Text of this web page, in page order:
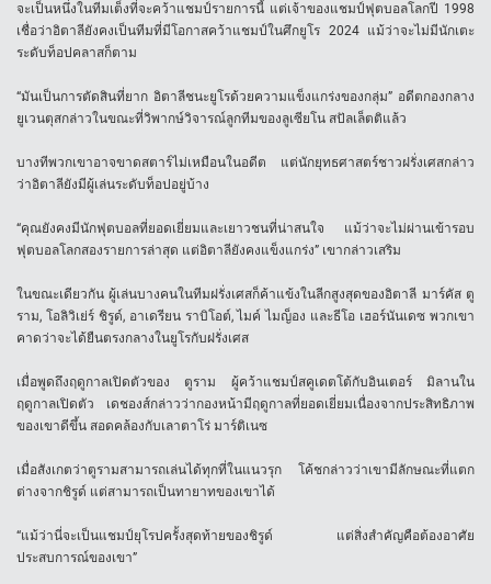
จะเป็นหนึ่งในทีมเต็งที่จะคว้าแชมป์รายการนี้ แต่เจ้าของแชมป์ฟุตบอลโลกปี 1998
เชื่อว่าอิตาลียังคงเป็นทีมที่มีโอกาสคว้าแชมป์ในศึกยูโร 2024 แม้ว่าจะไม่มีนักเตะ
ระดับท็อปคลาสก็ตาม
“มันเป็นการตัดสินที่ยาก อิตาลีชนะยูโรด้วยความแข็งแกร่งของกลุ่ม” อดีตกองกลาง
ยูเวนตุสกล่าวในขณะที่วิพากษ์วิจารณ์ลูกทีมของลูเซียโน สปัลเล็ตติแล้ว
บางทีพวกเขาอาจขาดสตาร์ไม่เหมือนในอดีต แต่นักยุทธศาสตร์ชาวฝรั่งเศสกล่าว
ว่าอิตาลียังมีผู้เล่นระดับท็อปอยู่บ้าง
“คุณยังคงมีนักฟุตบอลที่ยอดเยี่ยมและเยาวชนที่น่าสนใจ แม้ว่าจะไม่ผ่านเข้ารอบ
ฟุตบอลโลกสองรายการล่าสุด แต่อิตาลียังคงแข็งแกร่ง” เขากล่าวเสริม
ในขณะเดียวกัน ผู้เล่นบางคนในทีมฝรั่งเศสก็ค้าแข้งในลีกสูงสุดของอิตาลี มาร์คัส ตู
ราม, โอลิวิเย่ร์ ชิรูด์, อาเดรียน ราบิโอต์, ไมค์ ไมญ็อง และธีโอ เฮอร์นันเดซ พวกเขา
คาดว่าจะได้ยืนตรงกลางในยูโรกับฝรั่งเศส
เมื่อพูดถึงฤดูกาลเปิดตัวของ ตูราม ผู้คว้าแชมป์สคูเดตโต้กับอินเตอร์ มิลานใน
ฤดูกาลเปิดตัว เดชองส์กล่าวว่ากองหน้ามีฤดูกาลที่ยอดเยี่ยมเนื่องจากประสิทธิภาพ
ของเขาดีขึ้น สอดคล้องกับเลาตาโร่ มาร์ติเนซ
เมื่อสังเกตว่าตูรามสามารถเล่นได้ทุกที่ในแนวรุก โค้ชกล่าวว่าเขามีลักษณะที่แตก
ต่างจากชิรูด์ แต่สามารถเป็นทายาทของเขาได้
“แม้ว่านี่จะเป็นแชมป์ยุโรปครั้งสุดท้ายของชิรูด์ แต่สิ่งสำคัญคือต้องอาศัย
ประสบการณ์ของเขา”